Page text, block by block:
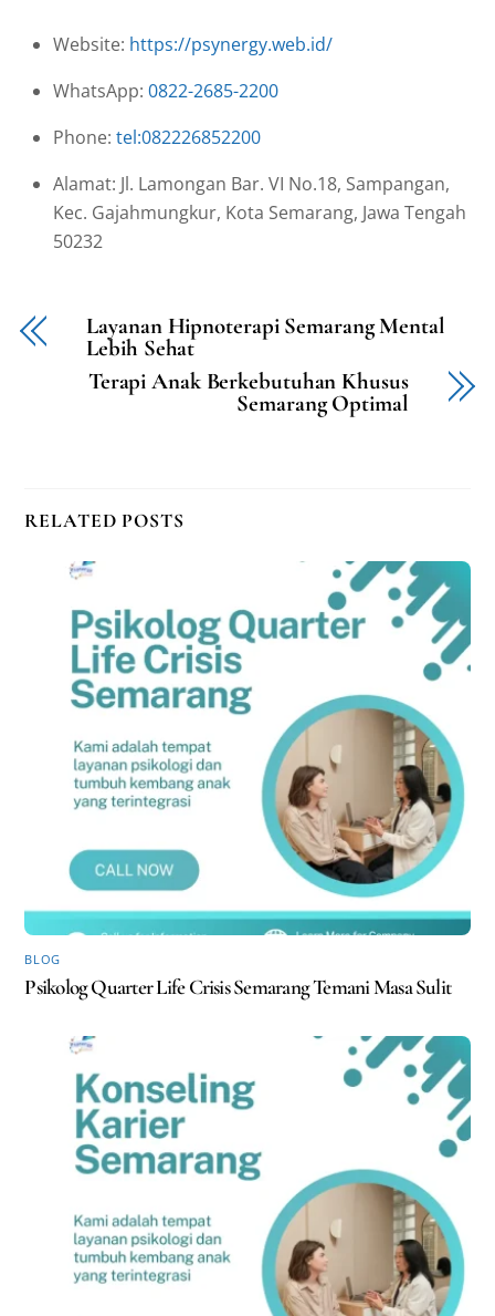
Website: https://psynergy.web.id/
WhatsApp: 0822-2685-2200
Phone: tel:082226852200
Alamat: Jl. Lamongan Bar. VI No.18, Sampangan,
Kec. Gajahmungkur, Kota Semarang, Jawa Tengah
50232
Layanan Hipnoterapi Semarang Mental
Lebih Sehat
Terapi Anak Berkebutuhan Khusus
Semarang Optimal
RELATED POSTS
BLOG
Psikolog Quarter Life Crisis Semarang Temani Masa Sulit